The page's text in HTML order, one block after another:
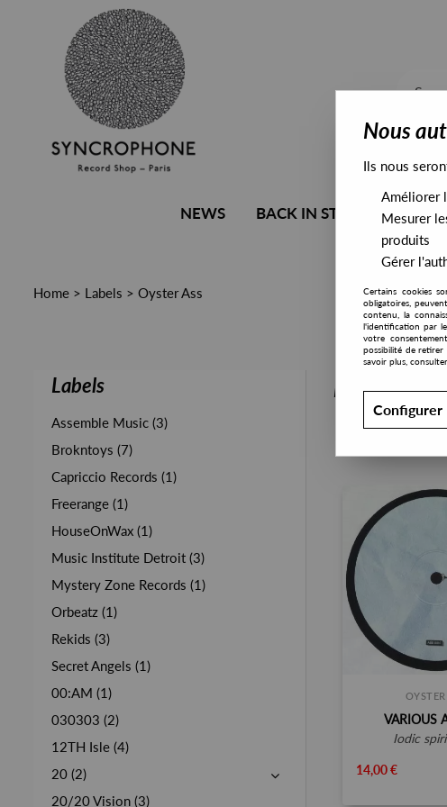
NEWS BACK IN STOCK ALL
Home > Labels > Oyster Ass
Labels
Assemble Music (3)
Brokntoys (7)
Capriccio Records (1)
Freerange (1)
HouseOnWax (1)
Music Institute Detroit (3)
Mystery Zone Records (1)
Orbeatz (1)
Rekids (3)
Secret Angels (1)
00:AM (1)
030303 (2)
12TH Isle (4)
20 (2)
20/20 Vision (3)
PRESALES
VARIOUS
iodic
14,00 €
Nous
Ils nous
Améliorer
Mesurer
produits
Gérer
Certains cookies
obligatoires,
contenu, la
l'identification par
votre
possibilité de
savoir plus,
Configurer